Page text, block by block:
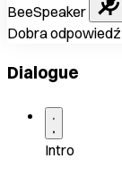
BeeSpeaker
Dobra
Dialogue
Intro